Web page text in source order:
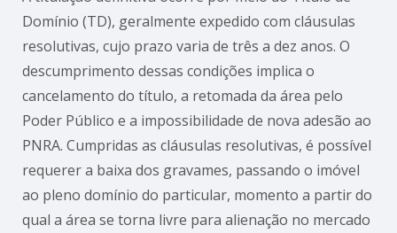
Domínio (TD), geralmente expedido com cláusulas
resolutivas, cujo prazo varia de três a dez anos. O
descumprimento dessas condições implica o
cancelamento do título, a retomada da área pelo
Poder Público e a impossibilidade de nova adesão ao
PNRA. Cumpridas as cláusulas resolutivas, é possível
requerer a baixa dos gravames, passando o imóvel
ao pleno domínio do particular, momento a partir do
qual a área se torna livre para alienação no mercado